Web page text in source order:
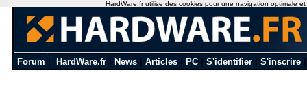
Forum HardWare.fr News Articles PC S'identifier S'inscrire
HardWare.fr utilise des cookies pour une navigation optimale